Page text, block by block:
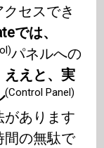
セスでき
では、
パネルへの
ええと、実
(Control Panel)
があります
間の無駄で